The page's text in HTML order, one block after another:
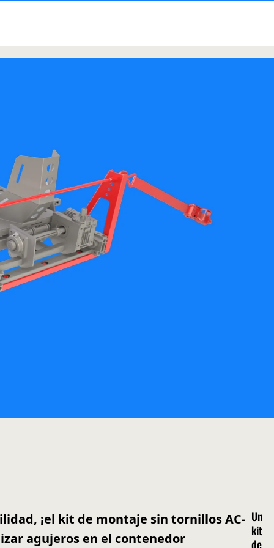
¡el kit de montaje sin tornillos AC-
agujeros en el contenedor
Un
kit
de